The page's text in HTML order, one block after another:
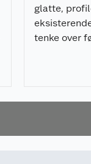
glatte,
tenke over